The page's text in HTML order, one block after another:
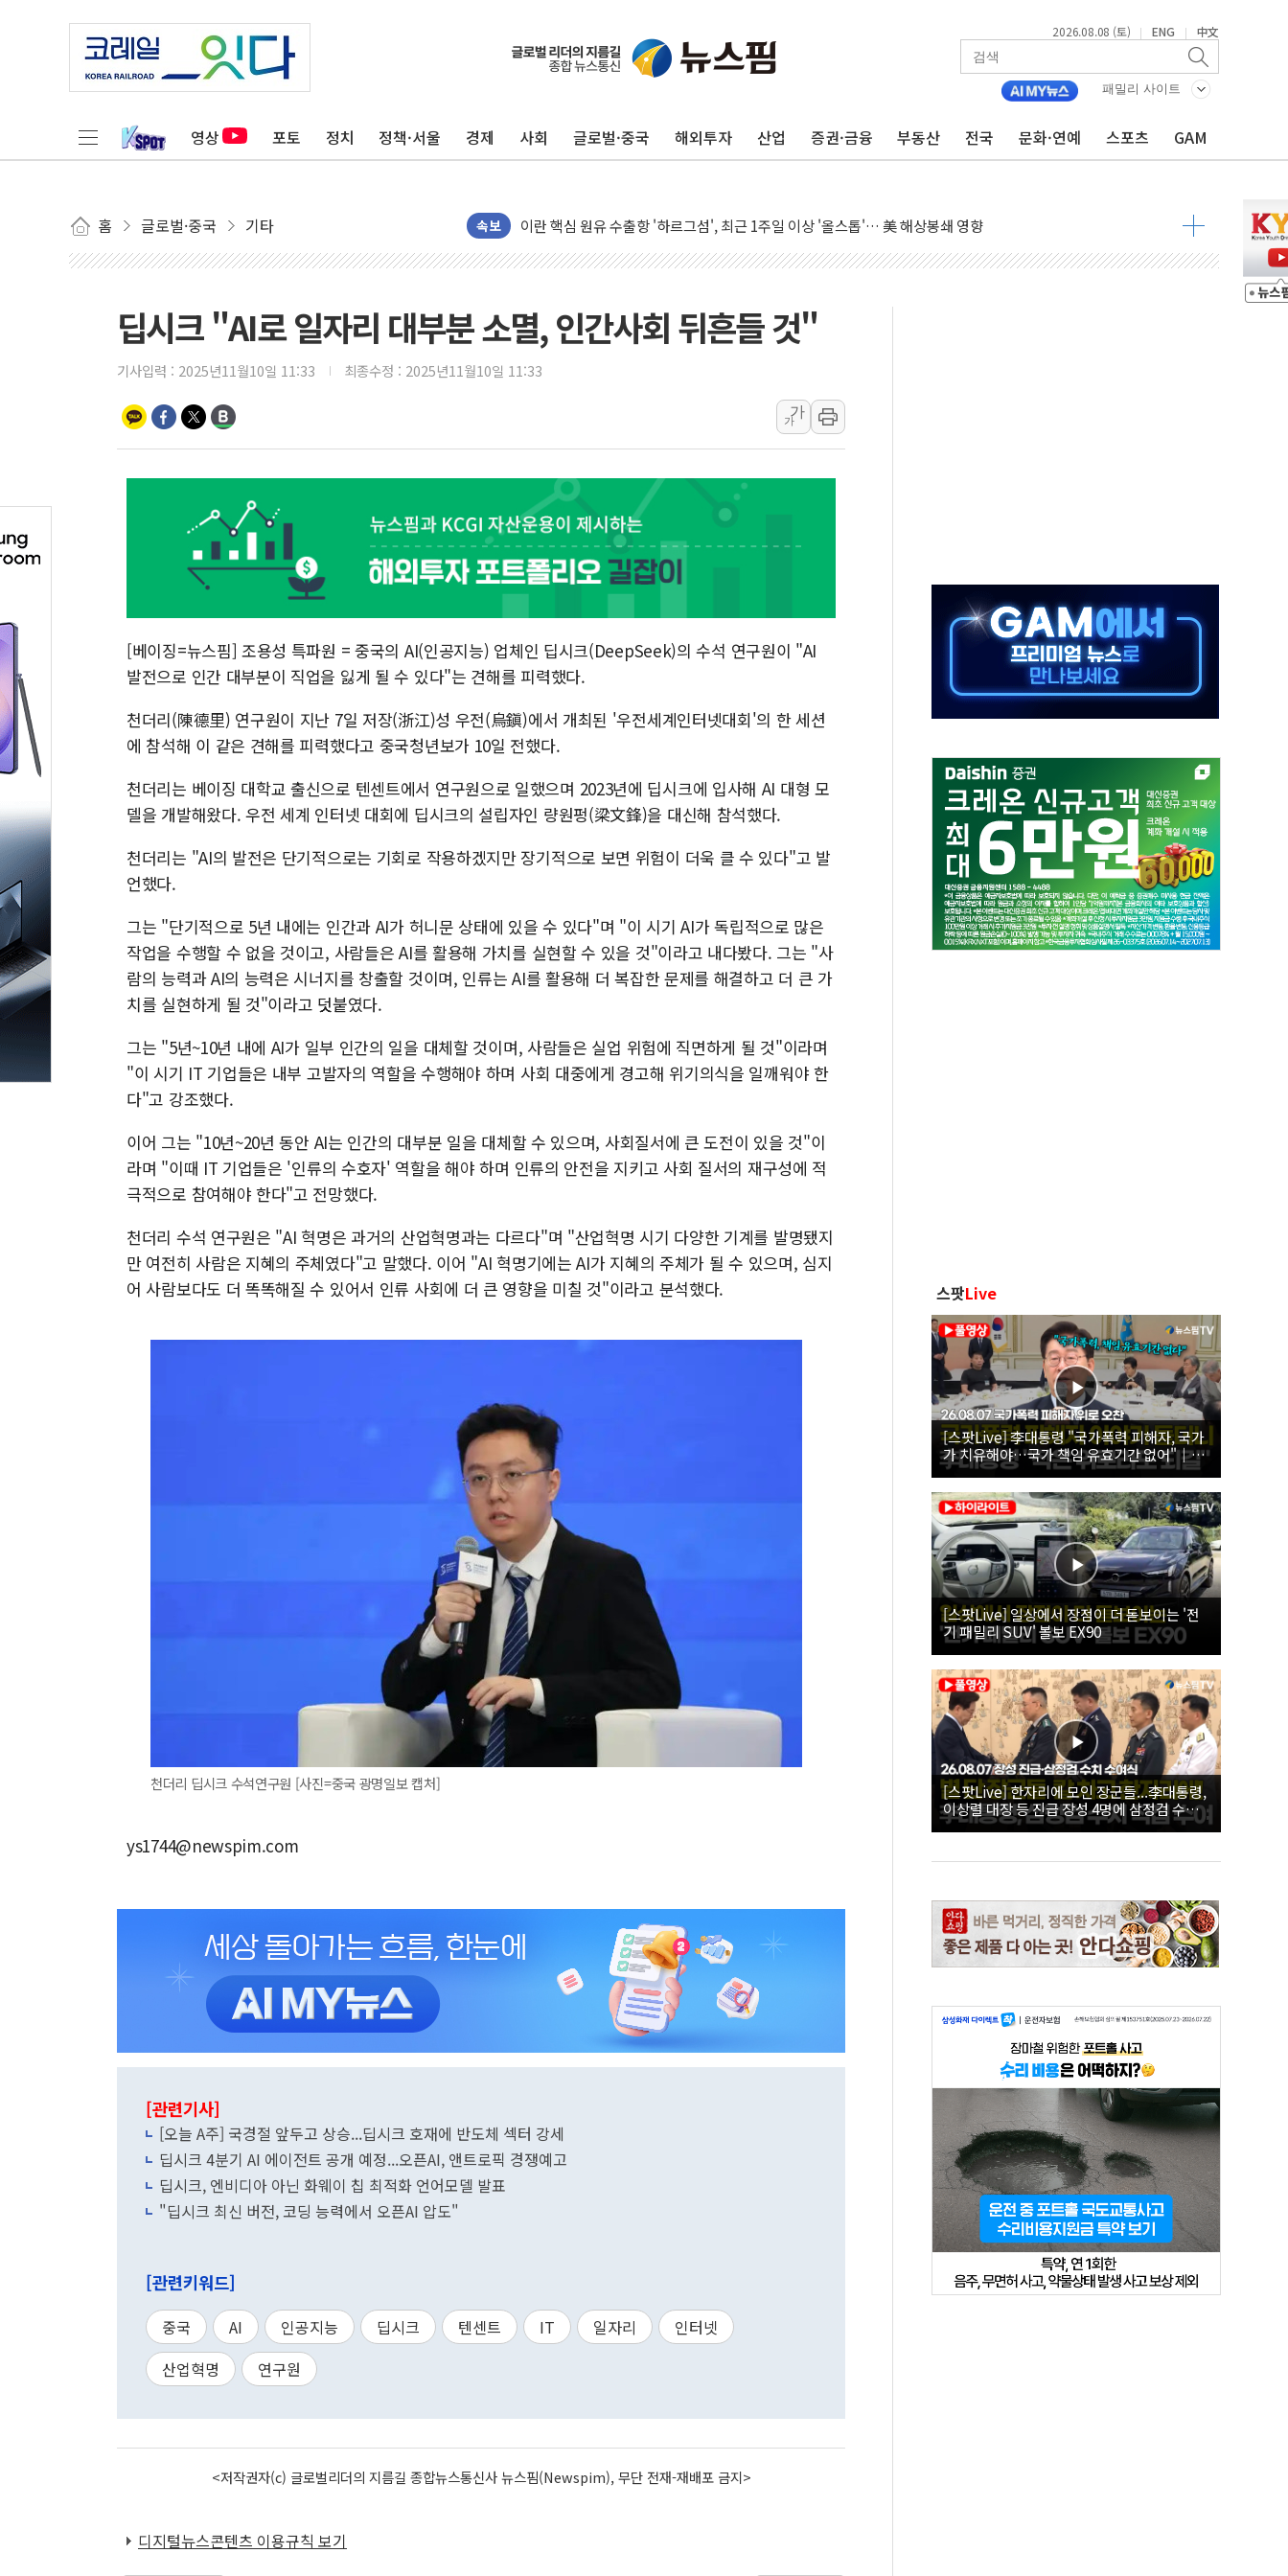
2026.08.08 (토) | ENG | 中文
패밀리 사이트
영상 포토 정치 정책·서울 경제 사회 글로벌·중국 해외투자 산업 증권·금융 부동산 전국 문화·연예 스포츠 GAM
홈 글로벌·중국 기타 속보
유럽증시, 美 고용 예상 밖 부진에 연준 금리 인상 가능성 낮아지며 상승… STOXX 600 지수는 나흘 연속 최고치
미 연준 매파 기세 꺾이나…고용 감소에 9월 동결 전망 우세
트럼프, 백신·자폐증 행정명령 검토…"이르면 다음 주"
美 항소법원, 백악관 무도회장 공사 중단 명령…트럼프 제동
美 고용 쇼크에 엔화 장중 급등…시장은 "또 개입했나" 촉각
[AI MY 뉴스] 뉴욕 반도체주 프리뷰...美 고용 쇼크에 반도체주 '활짝'
[종합] 美 7월 고용 2만3000명 감소 '쇼크'…9월 금리 인상 기대 후퇴
[사진] 이슬람 수니파 3개국, 공동방위협정 체결
뉴욕증시 개장 전 특징주...아틀라시안·클라우드플레어·태양광주↑ VS 트레이드데스크·웬디스↓
보훈부, 미 DPAA와 MOU… "6·25 미군 실종자 7359명 끝까지 찾겠다"
트럼프 "금리 내려야"…파월 때와 달리 워시엔 톤 낮춰
특정 정치인 측근 포항시 정책특보 내정설...포항시 '시끌'
李 "해남 태양광, 대한민국 다음 100년 밑거름…수도권 집중 완화 전환점"
李 대통령, '6시간 마라톤 부동산 2차 회의' 주재… "전폭적 공급 확대·속도전 총력"
트럼프, 中 겨냥 폴리실리콘 관세 15% 부과…美 태양광주 급등
[사진] 빈살만과 에르도안의 만남
이란와이어 "이란 최고지도자 위독…곧 사망해도 놀랍지 않아"
딥시크 "AI로 일자리 대부분 소멸, 인간사회 뒤흔들 것"
기사입력 : 2025년11월10일 11:33 최종수정 : 2025년11월10일 11:33
가
가
[베이징=뉴스핌] 조용성 특파원 = 중국의 AI(인공지능) 업체인 딥시크(DeepSeek)의 수석 연구원이 "AI
발전으로 인간 대부분이 직업을 잃게 될 수 있다"는 견해를 피력했다.
천더리(陳德里) 연구원이 지난 7일 저장(浙江)성 우전(烏鎭)에서 개최된 '우전세계인터넷대회'의 한 세션
에 참석해 이 같은 견해를 피력했다고 중국청년보가 10일 전했다.
천더리는 베이징 대학교 출신으로 텐센트에서 연구원으로 일했으며 2023년에 딥시크에 입사해 AI 대형 모
델을 개발해왔다. 우전 세계 인터넷 대회에 딥시크의 설립자인 량원펑(梁文鋒)을 대신해 참석했다.
천더리는 "AI의 발전은 단기적으로는 기회로 작용하겠지만 장기적으로 보면 위험이 더욱 클 수 있다"고 발
언했다.
그는 "단기적으로 5년 내에는 인간과 AI가 허니문 상태에 있을 수 있다"며 "이 시기 AI가 독립적으로 많은
작업을 수행할 수 없을 것이고, 사람들은 AI를 활용해 가치를 실현할 수 있을 것"이라고 내다봤다. 그는 "사
람의 능력과 AI의 능력은 시너지를 창출할 것이며, 인류는 AI를 활용해 더 복잡한 문제를 해결하고 더 큰 가
치를 실현하게 될 것"이라고 덧붙였다.
그는 "5년~10년 내에 AI가 일부 인간의 일을 대체할 것이며, 사람들은 실업 위험에 직면하게 될 것"이라며
"이 시기 IT 기업들은 내부 고발자의 역할을 수행해야 하며 사회 대중에게 경고해 위기의식을 일깨워야 한
다"고 강조했다.
이어 그는 "10년~20년 동안 AI는 인간의 대부분 일을 대체할 수 있으며, 사회질서에 큰 도전이 있을 것"이
라며 "이때 IT 기업들은 '인류의 수호자' 역할을 해야 하며 인류의 안전을 지키고 사회 질서의 재구성에 적
극적으로 참여해야 한다"고 전망했다.
천더리 수석 연구원은 "AI 혁명은 과거의 산업혁명과는 다르다"며 "산업혁명 시기 다양한 기계를 발명됐지
만 여전히 사람은 지혜의 주체였다"고 말했다. 이어 "AI 혁명기에는 AI가 지혜의 주체가 될 수 있으며, 심지
어 사람보다도 더 똑똑해질 수 있어서 인류 사회에 더 큰 영향을 미칠 것"이라고 분석했다.
천더리 딥시크 수석연구원 [사진=중국 광명일보 캡처]
ys1744@newspim.com
[관련기사]
[오늘 A주] 국경절 앞두고 상승...딥시크 호재에 반도체 섹터 강세
딥시크 4분기 AI 에이전트 공개 예정...오픈AI, 앤트로픽 경쟁예고
딥시크, 엔비디아 아닌 화웨이 칩 최적화 언어모델 발표
"딥시크 최신 버전, 코딩 능력에서 오픈AI 압도"
[관련키워드]
중국 AI 인공지능 딥시크 텐센트 IT 일자리
인터넷
산업혁명
연구원
<저작권자(c) 글로벌리더의 지름길 종합뉴스통신사 뉴스핌(Newspim), 무단 전재-재배포 금지>
디지털뉴스콘텐츠 이용규칙 보기
스팟Live
[스팟Live] 李대통령 "국가폭력 피해자, 국가
가 치유해야…국가 책임 유효기간 없어"｜
26.08.07 국가폭력 피해자 위로 오찬
[스팟Live] 일상에서 장점이 더 돋보이는 '전
기 패밀리 SUV' 볼보 EX90
[스팟Live] 한자리에 모인 장군들...李대통령,
이상렬 대장 등 진급 장성 4명에 삼정검 수치
직접 수여｜26.08.07 장성 진급·삼정검 수치